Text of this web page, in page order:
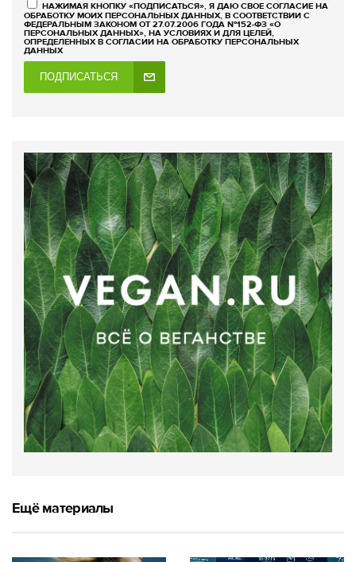
НАЖИМАЯ КНОПКУ «ПОДПИСАТЬСЯ», Я ДАЮ СВОЕ СОГЛАСИЕ НА
ОБРАБОТКУ МОИХ ПЕРСОНАЛЬНЫХ ДАННЫХ, В СООТВЕТСТВИИ С
ФЕДЕРАЛЬНЫМ ЗАКОНОМ ОТ 27.07.2006 ГОДА №152-ФЗ «О
ПЕРСОНАЛЬНЫХ ДАННЫХ», НА УСЛОВИЯХ И ДЛЯ ЦЕЛЕЙ,
ОПРЕДЕЛЕННЫХ В СОГЛАСИИ НА ОБРАБОТКУ ПЕРСОНАЛЬНЫХ
ДАННЫХ
ПОДПИСАТЬСЯ
Ещё материалы